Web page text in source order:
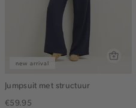
new arrival
Jumpsuit met structuur
€59.95